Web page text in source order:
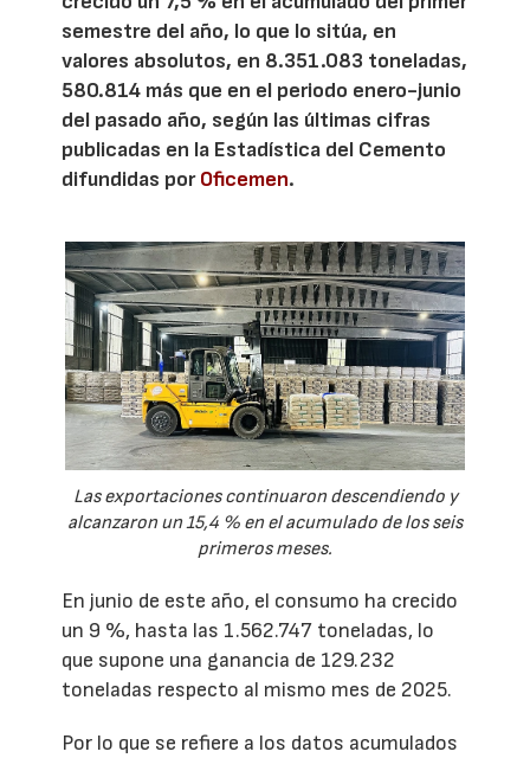
semestre del año, lo que lo sitúa, en
valores absolutos, en 8.351.083 toneladas,
580.814 más que en el periodo enero-junio
del pasado año, según las últimas cifras
publicadas en la Estadística del Cemento
difundidas porOficemen.
Las exportaciones continuaron descendiendo y
alcanzaron un 15,4 % en el acumulado de los seis
primeros meses.
En junio de este año, el consumo ha crecido
un 9 %, hasta las 1.562.747 toneladas, lo
que supone una ganancia de 129.232
toneladas respecto al mismo mes de 2025.
Por lo que se refiere a los datos acumulados